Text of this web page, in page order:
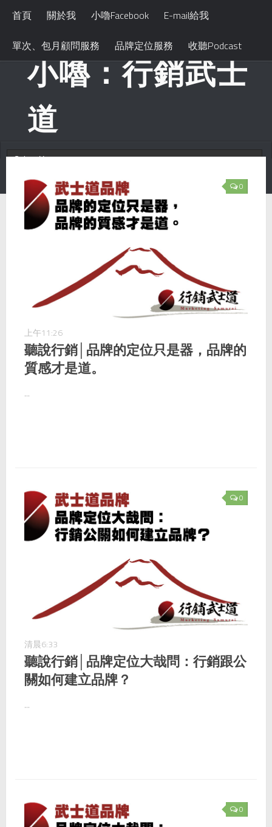
首頁 關於我 小嚕Facebook E-mail給我
單次、包月顧問服務 品牌定位服務 收聽Podcast
小嚕：行銷武士
道
0
上午11:26
聽說行銷│品牌的定位只是器，品牌的
質感才是道。
...
0
清晨6:33
聽說行銷│品牌定位大哉問：行銷跟公
關如何建立品牌？
...
0